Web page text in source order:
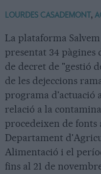
LOURDES CASADEMONT ,
La plataforma
presentat 34 pàgines
de decret de "gestió
de les dejeccions
programa d'actuació
relació a la
procedeixen de
Departament
Alimentació i el
fins al 21 de